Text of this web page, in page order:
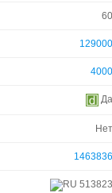
60
129000
4000
Да
Нет
1463836
513823